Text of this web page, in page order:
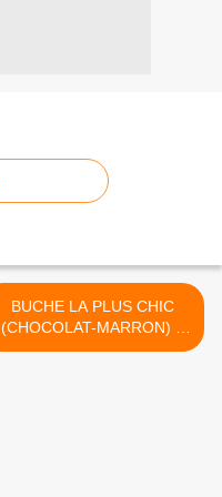
BUCHE LA PLUS CHIC
(CHOCOLAT-MARRON) +
CONCOURS >